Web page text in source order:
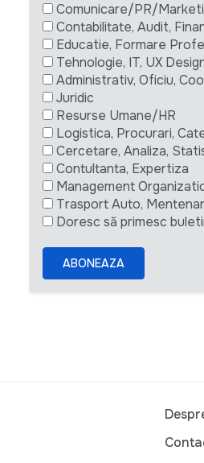
Comunicare/PR/
Contabilitate, Audit,
Educatie, Formare
Tehnologie, IT, UX
Administrativ, Oficiu,
Juridic
Resurse Umane/HR
Logistica, Procurari,
Cercetare, Analiza,
Contultanta, Expertiza
Management
Trasport Auto,
Doresc să primesc
ABONEAZA